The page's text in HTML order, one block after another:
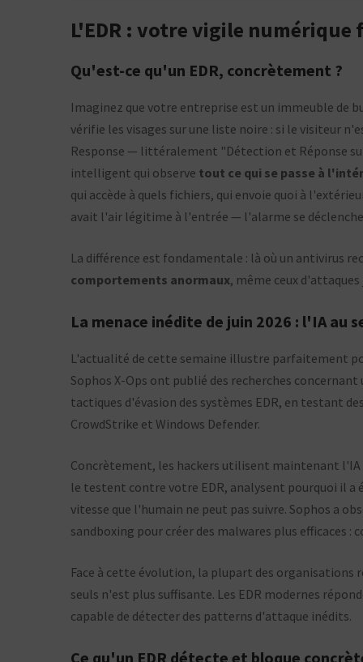
L'EDR : votre vigile numérique
Qu'est-ce qu'un EDR, concrètement ?
Imaginez que votre entreprise est un immeuble de
vérifie les visages sur une liste noire : si le visiteur
Response — littéralement "Détection et Réponse
intelligent qui observe tout ce qui se passe à
qui accède à quels fichiers, qui envoie quoi à
avait l'air légitime à l'entrée — l'alarme se
La différence est fondamentale : là où un antivirus
comportements anormaux, même ceux
La menace inédite de juin 2026 : l'IA au
L'actualité de cette semaine illustre parfaitement
Sophos X-Ops ont publié des recherches
tactiques d'évasion des systèmes EDR, en testant
CrowdStrike et Windows Defender.
Concrètement, les hackers utilisent maintenant
le testent contre votre EDR, analysent pourquoi il
vitesse que l'humain ne peut pas suivre. Sophos a
sandboxing pour créer des malwares plus efficaces :
Face à cette évolution, la plupart des
seuls n'est plus suffisante. Les EDR modernes
capable de détecter des patterns d'attaque inédits.
Ce qu'un EDR détecte et bloque